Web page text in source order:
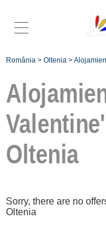
România > Oltenia >
Oltenia
Sorry, there are no
Oltenia
Înscrie o
unitate de cazare
termeni și condiții